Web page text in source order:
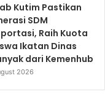
Kutim Pastikan
SDM
Raih Kuota
Ikatan Dinas
dari Kemenhub
2026